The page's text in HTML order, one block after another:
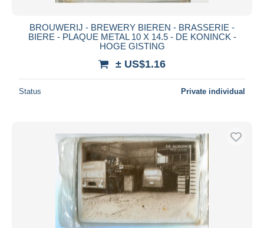
BROUWERIJ - BREWERY BIEREN - BRASSERIE -
BIERE - PLAQUE METAL 10 X 14.5 - DE KONINCK -
HOGE GISTING
± US$1.16
Status Private individual